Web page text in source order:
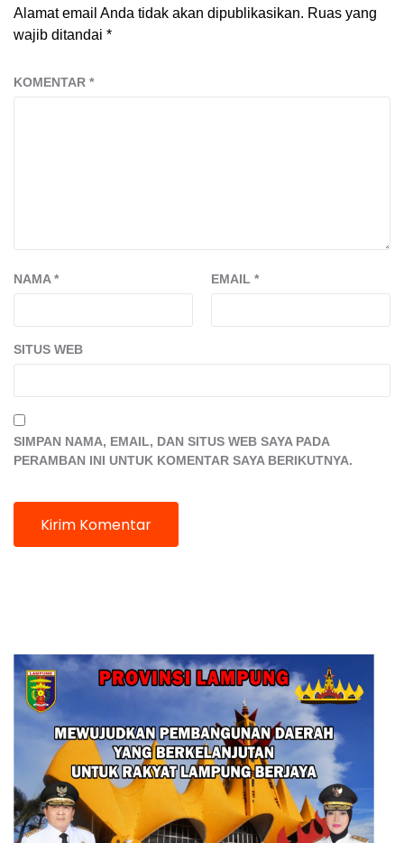
Alamat email Anda tidak akan dipublikasikan. Ruas yang
wajib ditandai *
KOMENTAR *
NAMA* EMAIL *
SITUS WEB
SIMPAN NAMA, EMAIL, DAN SITUS WEB SAYA PADA
PERAMBAN INI UNTUK KOMENTAR SAYA BERIKUTNYA.